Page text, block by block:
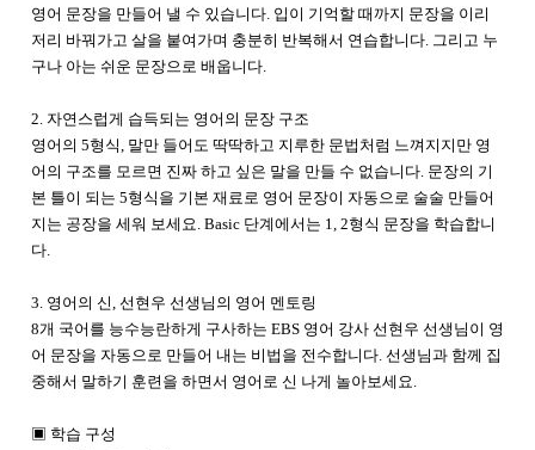
영어 문장을 만들어 낼 수 있습니다. 입이 기억할 때까지 문장을 이리
저리 바꿔가고 살을 붙여가며 충분히 반복해서 연습합니다. 그리고 누
구나 아는 쉬운 문장으로 배웁니다.
2. 자연스럽게 습득되는 영어의 문장 구조
영어의 5형식, 말만 들어도 딱딱하고 지루한 문법처럼 느껴지지만 영
어의 구조를 모르면 진짜 하고 싶은 말을 만들 수 없습니다. 문장의 기
본 틀이 되는 5형식을 기본 재료로 영어 문장이 자동으로 술술 만들어
지는 공장을 세워 보세요. Basic 단계에서는 1, 2형식 문장을 학습합니
다.
3. 영어의 신, 선현우 선생님의 영어 멘토링
8개 국어를 능수능란하게 구사하는 EBS 영어 강사 선현우 선생님이 영
어 문장을 자동으로 만들어 내는 비법을 전수합니다. 선생님과 함께 집
중해서 말하기 훈련을 하면서 영어로 신 나게 놀아보세요.
▣ 학습 구성